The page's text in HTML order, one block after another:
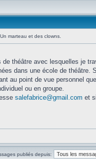
Un marteau et des clowns.
théâtre avec lesquelles je
dans une école de
au point de vue personnel
ou en groupe.
salefabrice@gmail.com et
publiés depuis: